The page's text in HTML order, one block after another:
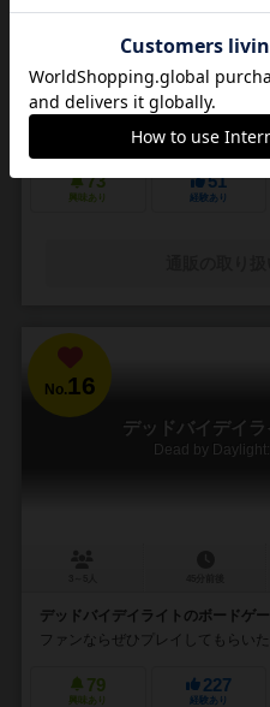
悪夢のような街で他の狩人を出し
ＰＳ４で発売されたフロムソフト
ーム化。 かつて栄華を極めた古都
びこっていた。あなたは「獣の病
73
興味あり
51
経験あり
No. 16
デッドバイデイ
Dead by
デッドバイデイライトのボードゲー
ファンならぜひプレイしてもらいた
79
興味あり
227
経験あり